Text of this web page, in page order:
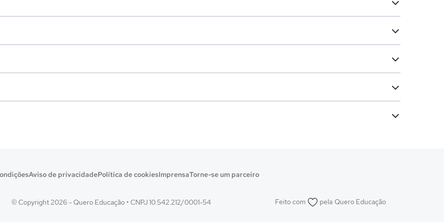
Aviso de privacidadePolítica de cookiesImprensaTorne-se um parceiro
© Copyright 2026 - Quero Educação • CNPJ 10.542.212/0001-54 Feito com pela Quero Educação